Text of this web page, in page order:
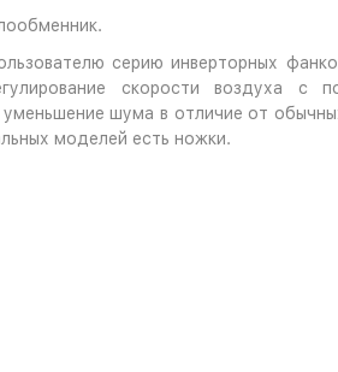
серию инверторных
скорости воздуха
шума в отличие от
моделей есть ножки.